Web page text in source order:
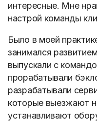
интересные. Мне
настрой команды
Было в моей
занимался
выпускали с
прорабатывали
разрабатывали
которые выезжают
устанавливают